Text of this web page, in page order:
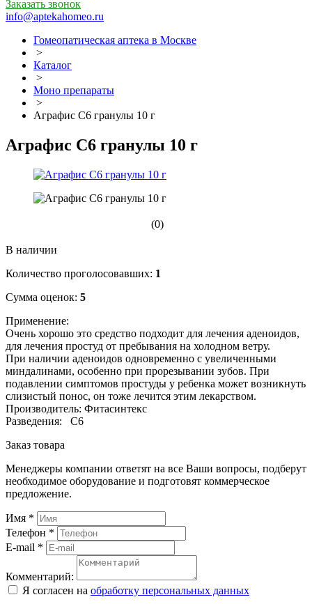
Заказать звонок
info@aptekahomeo.ru
Гомеопатическая аптека в Москве
>
Каталог
>
Моно препараты
>
Аграфис С6 гранулы 10 г
Аграфис С6 гранулы 10 г
(0)
В наличии
Количество проголосовавших: 1
Сумма оценок: 5
Применение:
Очень хорошо это средство подходит для лечения аденоидов,
для лечения простуд от пребывания на холодном ветру.
При наличии аденоидов одновременно с увеличенными
миндалинами, особенно при прорезывании зубов. При
подавлении симптомов простуды у ребенка может возникнуть
слизистый понос, он тоже лечится этим лекарством.
Производитель: Фитасинтекс
Разведения: С6
Заказ товара
Менеджеры компании ответят на все Ваши вопросы, подберут
необходимое оборудование и подготовят коммерческое
предложение.
Имя *
Телефон *
E-mail *
Комментарий:
Я согласен на обработку персональных данных